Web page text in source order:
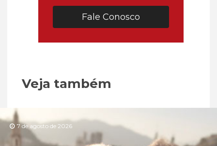
Fale Conosco
Veja também
7 de agosto de 2026